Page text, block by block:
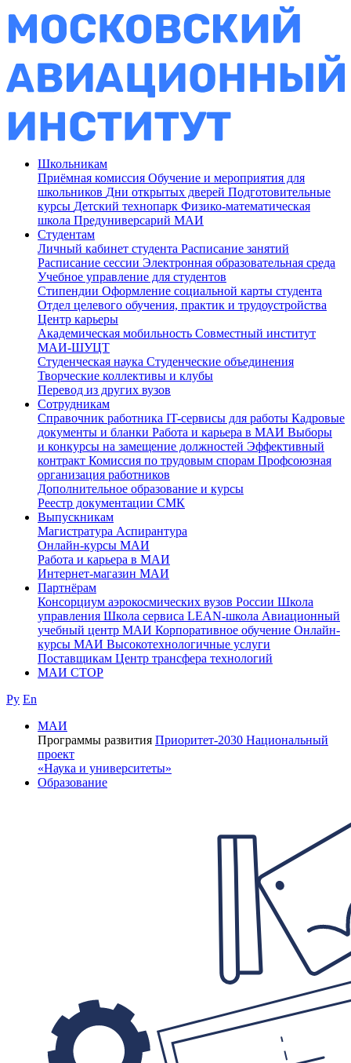
Школьникам
Приёмная комиссия Обучение и мероприятия для
школьников Дни открытых дверей Подготовительные
курсы Детский технопарк Физико-математическая
школа Предуниверсарий МАИ
Студентам
Личный кабинет студента Расписание занятий
Расписание сессии Электронная образовательная среда
Учебное управление для студентов
Стипендии Оформление социальной карты студента
Отдел целевого обучения, практик и трудоустройства
Центр карьеры
Академическая мобильность Совместный институт
МАИ-ШУЦТ
Студенческая наука Студенческие объединения
Творческие коллективы и клубы
Перевод из других вузов
Сотрудникам
Cправочник работника IT-сервисы для работы Кадровые
документы и бланки Работа и карьера в МАИ Выборы
и конкурсы на замещение должностей Эффективный
контракт Комиссия по трудовым спорам Профсоюзная
организация работников
Дополнительное образование и курсы
Реестр документации СМК
Выпускникам
Магистратура Аспирантура
Онлайн-курсы МАИ
Работа и карьера в МАИ
Интернет-магазин МАИ
Партнёрам
Консорциум аэрокосмических вузов России Школа
управления Школа сервиса LEAN-школа Авиационный
учебный центр МАИ Корпоративное обучение Онлайн-
курсы МАИ Высокотехнологичные услуги
Поставщикам Центр трансфера технологий
МАИ СТОР
Ру En
МАИ
Программы развития Приоритет-2030 Национальный
проект
«Наука и университеты»
Образование